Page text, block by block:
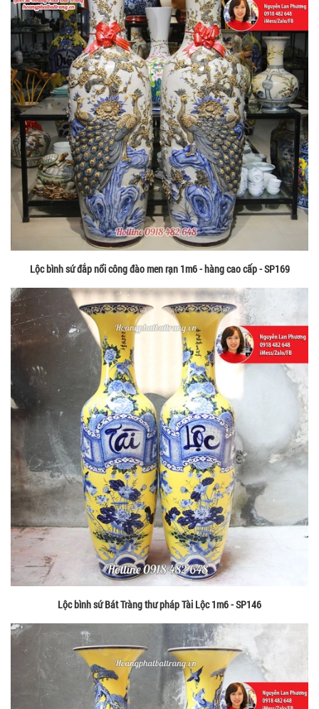
Lộc bình sứ đắp nổi công đào men rạn 1m6 - hàng cao cấp - SP169
Lộc bình sứ Bát Tràng thư pháp Tài Lộc 1m6 - SP146